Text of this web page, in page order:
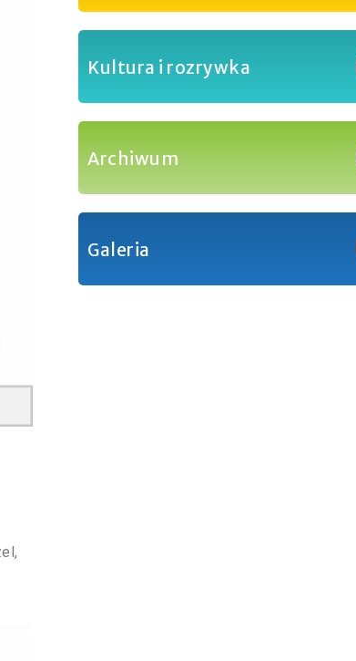
Kultura i rozrywka
Archiwum
Galeria